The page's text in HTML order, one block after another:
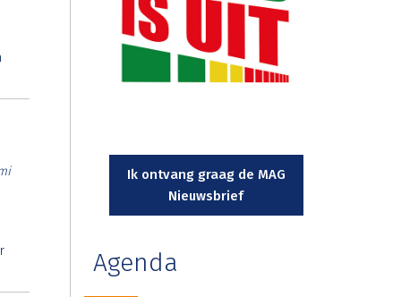
Ik ontvang graag de MAG
Nieuwsbrief
Agenda